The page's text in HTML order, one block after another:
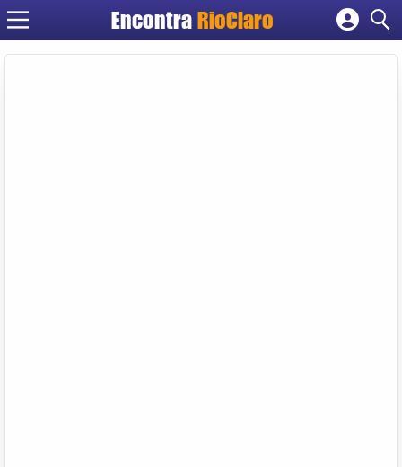
Encontra RioClaro
Cadastrar empresa